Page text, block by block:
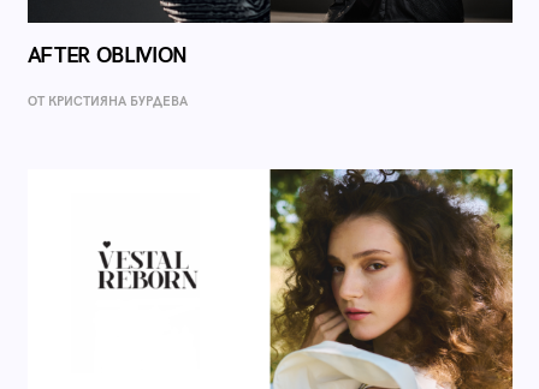
AFTER OBLIVION
ОТ КРИСТИЯНА БУРДЕВА